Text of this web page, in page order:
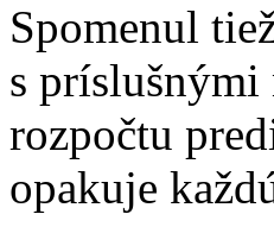
Spomenul
s
rozpočtu
opakuje